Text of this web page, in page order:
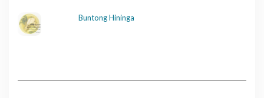
Buntong Hininga